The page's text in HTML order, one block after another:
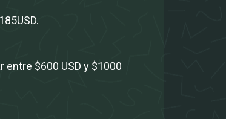
entre $600 USD y $1000